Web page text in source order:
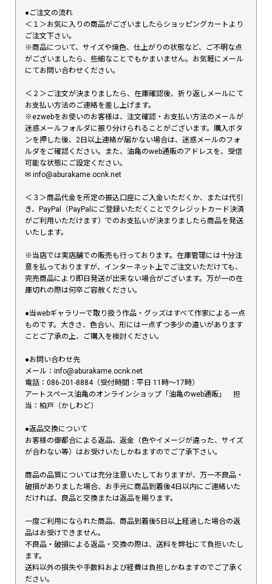
●ご注文の流れ
＜１＞お気に入りの商品がございましたらショッピングカートより
ご注文下さい。
※商品について、サイズや焼色、仕上がりの状態など、ご不明な点
がございましたら、些細なことでもかまいません。お気軽にメール
にてお問い合わせください。
＜２＞ご注文が決まりましたら、在庫確認後、折り返しメールにて
お支払い方法のご連絡を差し上げます。
※ezwebをお使いのお客様は、注文確認・お支払い方法のメールが
迷惑メールフォルダに振り分けられることがございます。購入ボタ
ンを押した後、2日以上連絡が届かない場合は、迷惑メールのフォ
ルダをご確認ください。また、油亀のweb通販のアドレスを、受信
可能な状態にご設定ください。
✉︎ info@aburakame.ocnk.net
＜３＞商品代金を所定の振込口座にご入金いただくか、または代引
き、PayPal（PayPalにご登録いただくことでクレジットカード決済
がご利用いただけます）でのお支払いが決まりましたら商品を発送
いたします。
※当店では実店舗での販売も行っております。在庫管理には十分注
意を払っておりますが、インターネット上でご注文いただけても、
完売商品により即日発送が出来ない場合がございます。万が一の在
庫切れの際は何卒ご容赦ください。
●当webギャラリーで取り扱う作品・グッズはすべて作家による一点
ものです。大きさ、色合い、形には一点ずつ多少の違いがあります
ことご了承の上、ご購入を検討ください。
●お問い合わせ先
メール：info@aburakame.ocnk.net
電話：086-201-8884（受付時間：平日 11時〜17時）
アートスペース油亀のオンラインショップ「油亀のweb通販」 担
当：柏戸（かしわど）
●返品交換について
お客様の御都合による返品、返金（色やイメージが違った、サイズ
が合わない等）はお受けいたしかねますのでご了承下さい。
商品の品質については充分注意いたしておりますが、万一不良品・
破損がありました場合、お手元に商品到着後4日以内にご連絡いた
だければ、良品と交換または返品を賜ります。
一度ご利用になられた商品、商品到着後5日以上経過した場合の返
品はお受けできません。
不良品・破損による返品・交換の際は、送料を弊社にて負担いたし
ます。
送料以外の損失や手数料および経費は負担しかねますのでご了承く
ださい。